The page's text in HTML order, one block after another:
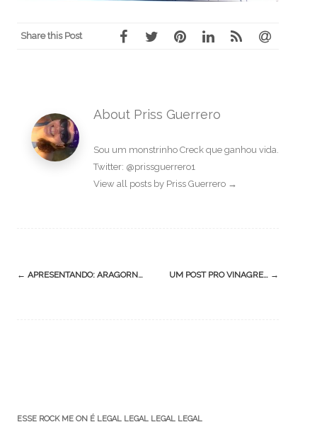
Share this Post
About Priss Guerrero
Sou um monstrinho Creck que ganhou vida.
Twitter: @prissguerrero1
View all posts by Priss Guerrero →
Post
← APRESENTANDO: ARAGORN… UM POST PRO VINAGRE… →
ESSE ROCK ME ON É LEGAL LEGAL LEGAL LEGAL